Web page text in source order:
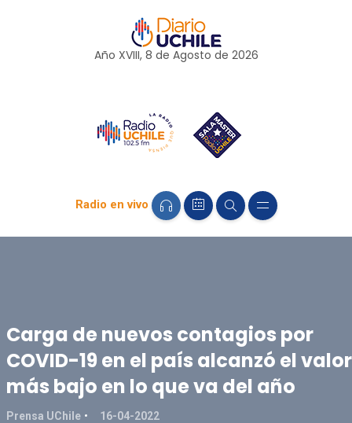
Año XVIII, 8 de Agosto de 2026
Radio en vivo
Carga de nuevos contagios por
COVID-19 en el país alcanzó el valor
más bajo en lo que va del año
Prensa UChile 16-04-2022